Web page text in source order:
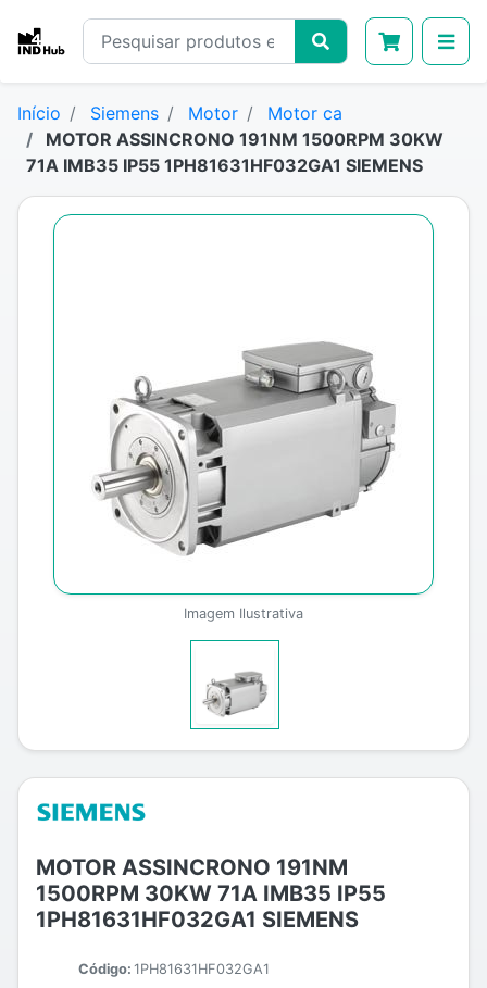
Início Siemens Motor
Motor ca
MOTOR ASSINCRONO 191NM 1500RPM 30KW
71A IMB35 IP55 1PH81631HF032GA1 SIEMENS
Imagem Ilustrativa
MOTOR ASSINCRONO 191NM
1500RPM 30KW 71A IMB35 IP55
1PH81631HF032GA1 SIEMENS
Código: 1PH81631HF032GA1